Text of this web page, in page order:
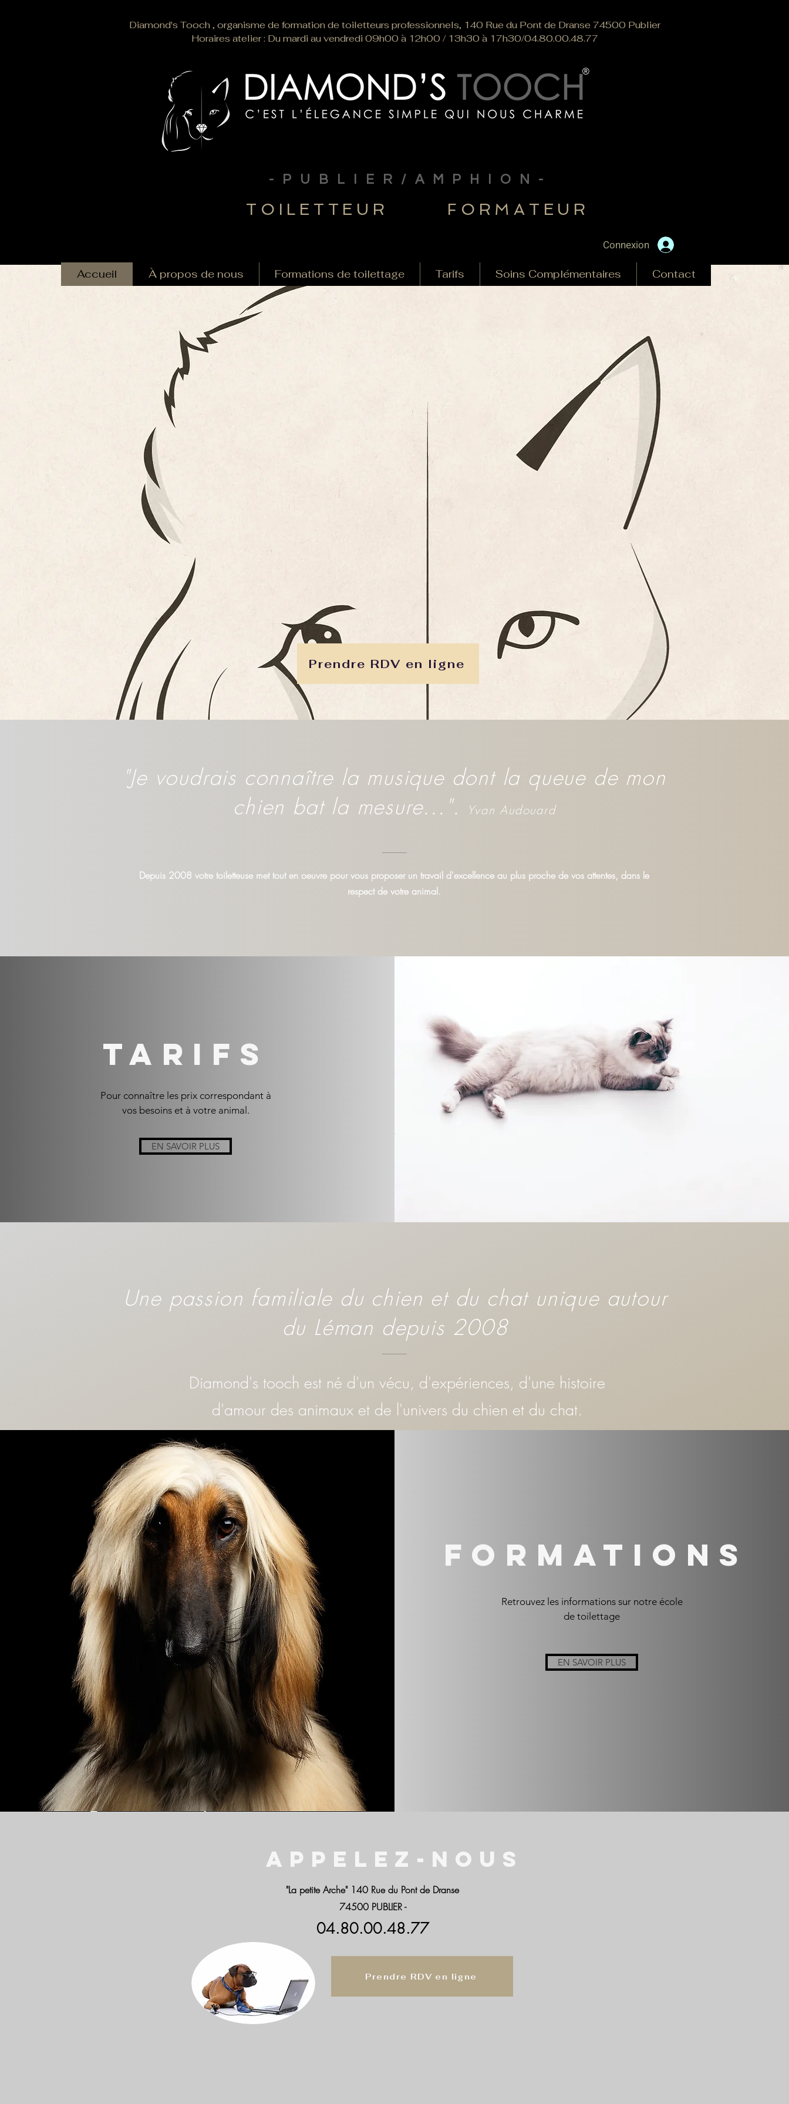
Diamond's Tooch , organisme de formation de toiletteurs professionnels, 140 Rue du Pont de Dranse 74500 Publier
Horaires atelier : Du mardi au vendredi 09h00 à 12h00 / 13h30 à 17h30/04.80.00.48.77
®
-PUBLIER/AMPHION-
TOILETTEUR FORMATEUR
Connexion
Accueil À propos de nous Formations de toilettage Tarifs Soins Complémentaires Contact
Prendre RDV en ligne
"Je voudrais connaître la musique dont la queue de mon
chien bat la mesure...".
Yvan Audouard
Depuis 2008 votre toiletteuse met tout en oeuvre pour vous proposer un travail d'excellence au plus proche de vos attentes, dans le
respect de votre animal.
TARIFS
Pour connaître les prix correspondant à
vos besoins et à votre animal.
EN SAVOIR PLUS
Une passion familiale du chien et du chat unique autour
du Léman depuis 2008
Diamond's tooch est né d'un vécu, d'expériences, d'une histoire
d'amour des animaux et de l'univers du chien et du chat.
Formations
Retrouvez les informations sur notre école
de toilettage
EN SAVOIR PLUS
APPELEZ-NOUS
"La petite Arche" 140 Rue du Pont de Dranse
74500 PUBLIER -
04.80.00.48.77
Prendre RDV en ligne